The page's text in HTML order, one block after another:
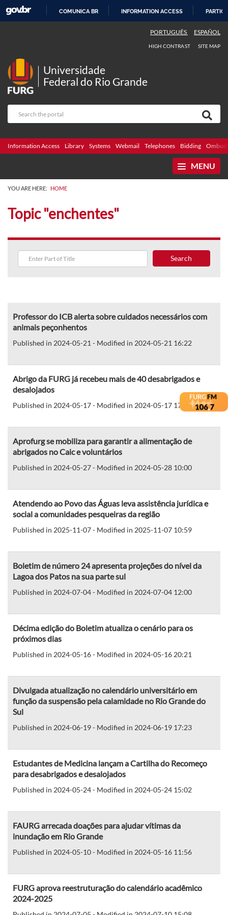
COMUNICA BR INFORMATION ACCESS
PORTUGUÊS ESPAÑOL
HIGH CONTRAST SITE MAP
Universidade
Federal do Rio Grande
Information Access Library Systems Webmail Telephones Bidding
MENU
YOU ARE HERE: HOME
Topic "enchentes"
Search
Professor do ICB alerta sobre cuidados necessários com
animais peçonhentos
Published in 2024-05-21 - Modified in 2024-05-21 16:22
Abrigo da FURG já recebeu mais de 40 desabrigados e
desalojados
Published in 2024-05-17 - Modified in 2024-05-17 17:32
Aprofurg se mobiliza para garantir a alimentação de
abrigados no Caic e voluntários
Published in 2024-05-27 - Modified in 2024-05-28 10:00
Atendendo ao Povo das Águas leva assistência jurídica e
social a comunidades pesqueiras da região
Published in 2025-11-07 - Modified in 2025-11-07 10:59
Boletim de número 24 apresenta projeções do nível da
Lagoa dos Patos na sua parte sul
Published in 2024-07-04 - Modified in 2024-07-04 12:00
Décima edição do Boletim atualiza o cenário para os
próximos dias
Published in 2024-05-16 - Modified in 2024-05-16 20:21
Divulgada atualização no calendário universitário em
função da suspensão pela calamidade no Rio Grande do
Sul
Published in 2024-06-19 - Modified in 2024-06-19 17:23
Estudantes de Medicina lançam a Cartilha do Recomeço
para desabrigados e desalojados
Published in 2024-05-24 - Modified in 2024-05-24 15:02
FAURG arrecada doações para ajudar vítimas da
inundação em Rio Grande
Published in 2024-05-10 - Modified in 2024-05-16 11:56
FURG aprova reestruturação do calendário acadêmico
2024-2025